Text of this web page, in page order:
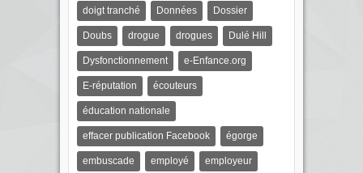
doigt tranché Données Dossier
Doubs drogue drogues Dulé Hill
Dysfonctionnement e-Enfance.org
E-réputation écouteurs
éducation nationale
effacer publication Facebook égorge
embuscade employé employeur